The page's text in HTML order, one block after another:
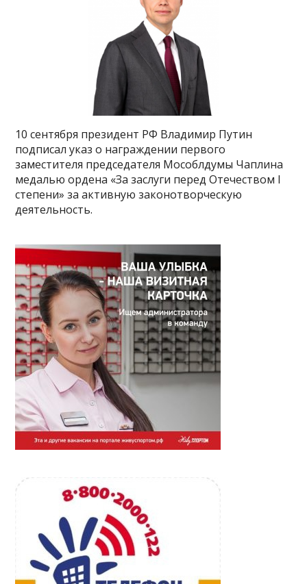
10 сентября президент РФ Владимир Путин
подписал указ о награждении первого
заместителя председателя Мособлдумы Чаплина
медалью ордена «За заслуги перед Отечеством I
степени» за активную законотворческую
деятельность.